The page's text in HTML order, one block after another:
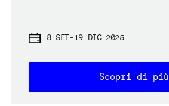
8 SET-19 DIC 2025
Scopri di più